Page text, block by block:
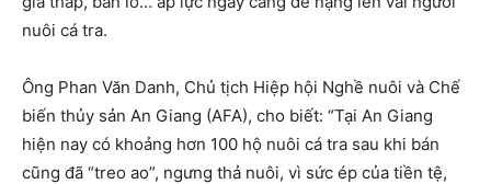
nuôi cá tra.
Ông Phan Văn Danh, Chủ tịch Hiệp hội Nghề nuôi và Chế
biến thủy sản An Giang (AFA), cho biết: “Tại An Giang
hiện nay có khoảng hơn 100 hộ nuôi cá tra sau khi bán
cũng đã “treo ao”, ngưng thả nuôi, vì sức ép của tiền tệ,